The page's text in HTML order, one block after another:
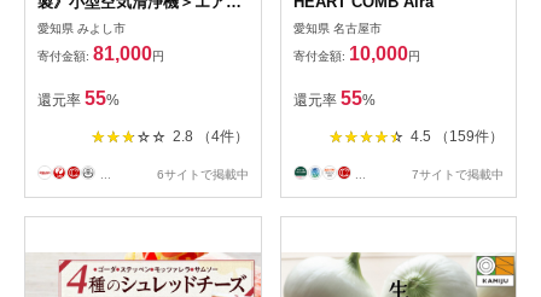
ロテクターエアペックAP-
2K20DGディムグレイ
【1264663】
愛知県 みよし市
寄付金額: 81,000円
還元率 55%
2.8 （4件）
6サイトで掲載中
愛知県 名古屋市
寄付金額: 10,000円
還元率 55%
4.5 （159件）
7サイトで掲載中